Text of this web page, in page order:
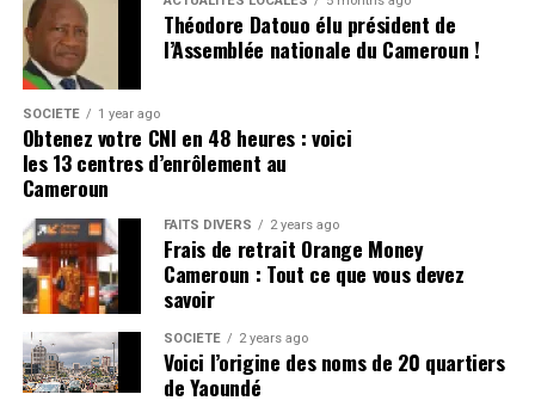
Théodore Datouo élu président de
l’Assemblée nationale du Cameroun !
SOCIÉTÉ 1 year ago
Obtenez votre CNI en 48 heures : voici
les 13 centres d’enrôlement au
Cameroun
FAITS DIVERS 2 years ago
Frais de retrait Orange Money
Cameroun : Tout ce que vous devez
savoir
SOCIÉTÉ 2 years ago
Voici l’origine des noms de 20 quartiers
de Yaoundé